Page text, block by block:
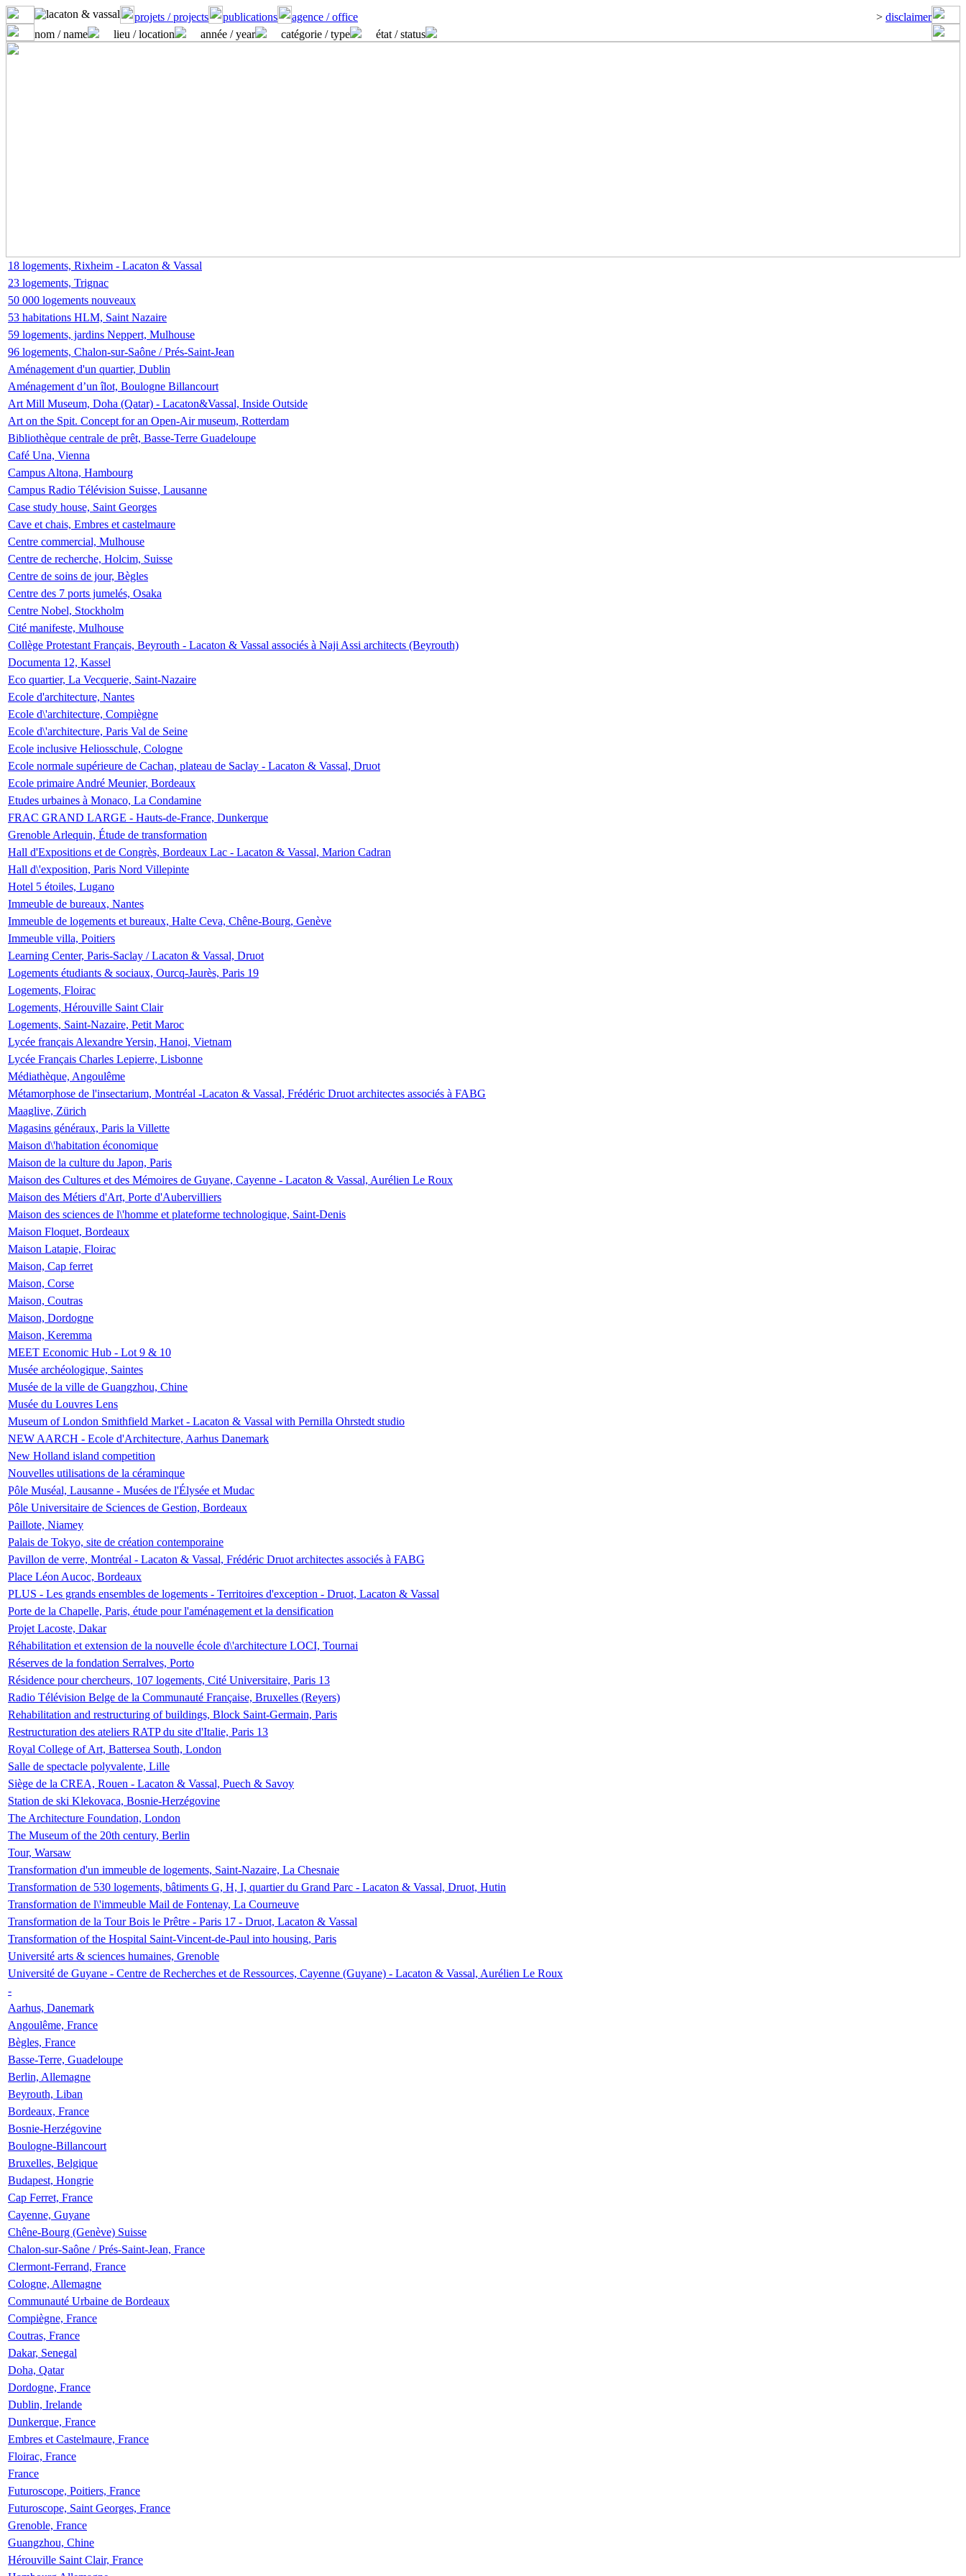
projets / projects publications agence / office > disclaimer
nom / name
lieu / location année / year catégorie / type état / status
18 logements, Rixheim - Lacaton & Vassal
23 logements, Trignac
50 000 logements nouveaux
53 habitations HLM, Saint Nazaire
59 logements, jardins Neppert, Mulhouse
96 logements, Chalon-sur-Saône / Prés-Saint-Jean
Aménagement d'un quartier, Dublin
Aménagement d’un îlot, Boulogne Billancourt
Art Mill Museum, Doha (Qatar) - Lacaton&Vassal, Inside Outside
Art on the Spit. Concept for an Open-Air museum, Rotterdam
Bibliothèque centrale de prêt, Basse-Terre Guadeloupe
Café Una, Vienna
Campus Altona, Hambourg
Campus Radio Télévision Suisse, Lausanne
Case study house, Saint Georges
Cave et chais, Embres et castelmaure
Centre commercial, Mulhouse
Centre de recherche, Holcim, Suisse
Centre de soins de jour, Bègles
Centre des 7 ports jumelés, Osaka
Centre Nobel, Stockholm
Cité manifeste, Mulhouse
Collège Protestant Français, Beyrouth - Lacaton & Vassal associés à Naji Assi architects (Beyrouth)
Documenta 12, Kassel
Eco quartier, La Vecquerie, Saint-Nazaire
Ecole d'architecture, Nantes
Ecole d\'architecture, Compiègne
Ecole d\'architecture, Paris Val de Seine
Ecole inclusive Heliosschule, Cologne
Ecole normale supérieure de Cachan, plateau de Saclay - Lacaton & Vassal, Druot
Ecole primaire André Meunier, Bordeaux
Etudes urbaines à Monaco, La Condamine
FRAC GRAND LARGE - Hauts-de-France, Dunkerque
Grenoble Arlequin, Étude de transformation
Hall d'Expositions et de Congrès, Bordeaux Lac - Lacaton & Vassal, Marion Cadran
Hall d\'exposition, Paris Nord Villepinte
Hotel 5 étoiles, Lugano
Immeuble de bureaux, Nantes
Immeuble de logements et bureaux, Halte Ceva, Chêne-Bourg, Genève
Immeuble villa, Poitiers
Learning Center, Paris-Saclay / Lacaton & Vassal, Druot
Logements étudiants & sociaux, Ourcq-Jaurès, Paris 19
Logements, Floirac
Logements, Hérouville Saint Clair
Logements, Saint-Nazaire, Petit Maroc
Lycée français Alexandre Yersin, Hanoi, Vietnam
Lycée Français Charles Lepierre, Lisbonne
Médiathèque, Angoulême
Métamorphose de l'insectarium, Montréal -Lacaton & Vassal, Frédéric Druot architectes associés à FABG
Maaglive, Zürich
Magasins généraux, Paris la Villette
Maison d\'habitation économique
Maison de la culture du Japon, Paris
Maison des Cultures et des Mémoires de Guyane, Cayenne - Lacaton & Vassal, Aurélien Le Roux
Maison des Métiers d'Art, Porte d'Aubervilliers
Maison des sciences de l\'homme et plateforme technologique, Saint-Denis
Maison Floquet, Bordeaux
Maison Latapie, Floirac
Maison, Cap ferret
Maison, Corse
Maison, Coutras
Maison, Dordogne
Maison, Keremma
MEET Economic Hub - Lot 9 & 10
Musée archéologique, Saintes
Musée de la ville de Guangzhou, Chine
Musée du Louvres Lens
Museum of London Smithfield Market - Lacaton & Vassal with Pernilla Ohrstedt studio
NEW AARCH - Ecole d'Architecture, Aarhus Danemark
New Holland island competition
Nouvelles utilisations de la céraminque
Pôle Muséal, Lausanne - Musées de l'Élysée et Mudac
Pôle Universitaire de Sciences de Gestion, Bordeaux
Paillote, Niamey
Palais de Tokyo, site de création contemporaine
Pavillon de verre, Montréal - Lacaton & Vassal, Frédéric Druot architectes associés à FABG
Place Léon Aucoc, Bordeaux
PLUS - Les grands ensembles de logements - Territoires d'exception - Druot, Lacaton & Vassal
Porte de la Chapelle, Paris, étude pour l'aménagement et la densification
Projet Lacoste, Dakar
Réhabilitation et extension de la nouvelle école d\'architecture LOCI, Tournai
Réserves de la fondation Serralves, Porto
Résidence pour chercheurs, 107 logements, Cité Universitaire, Paris 13
Radio Télévision Belge de la Communauté Française, Bruxelles (Reyers)
Rehabilitation and restructuring of buildings, Block Saint-Germain, Paris
Restructuration des ateliers RATP du site d'Italie, Paris 13
Royal College of Art, Battersea South, London
Salle de spectacle polyvalente, Lille
Siège de la CREA, Rouen - Lacaton & Vassal, Puech & Savoy
Station de ski Klekovaca, Bosnie-Herzégovine
The Architecture Foundation, London
The Museum of the 20th century, Berlin
Tour, Warsaw
Transformation d'un immeuble de logements, Saint-Nazaire, La Chesnaie
Transformation de 530 logements, bâtiments G, H, I, quartier du Grand Parc - Lacaton & Vassal, Druot, Hutin
Transformation de l\'immeuble Mail de Fontenay, La Courneuve
Transformation de la Tour Bois le Prêtre - Paris 17 - Druot, Lacaton & Vassal
Transformation of the Hospital Saint-Vincent-de-Paul into housing, Paris
Université arts & sciences humaines, Grenoble
Université de Guyane - Centre de Recherches et de Ressources, Cayenne (Guyane) - Lacaton & Vassal, Aurélien Le Roux
-
Aarhus, Danemark
Angoulême, France
Bègles, France
Basse-Terre, Guadeloupe
Berlin, Allemagne
Beyrouth, Liban
Bordeaux, France
Bosnie-Herzégovine
Boulogne-Billancourt
Bruxelles, Belgique
Budapest, Hongrie
Cap Ferret, France
Cayenne, Guyane
Chêne-Bourg (Genève) Suisse
Chalon-sur-Saône / Prés-Saint-Jean, France
Clermont-Ferrand, France
Cologne, Allemagne
Communauté Urbaine de Bordeaux
Compiègne, France
Coutras, France
Dakar, Senegal
Doha, Qatar
Dordogne, France
Dublin, Irelande
Dunkerque, France
Embres et Castelmaure, France
Floirac, France
France
Futuroscope, Poitiers, France
Futuroscope, Saint Georges, France
Grenoble, France
Guangzhou, Chine
Hérouville Saint Clair, France